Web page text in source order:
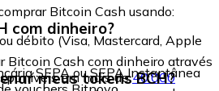
Bitcoin Cash usando:
débito (Visa, Mastercard, Apple
SEPA ou SEPA Instantânea
com dinheiro?
Bitcoin Cash com dinheiro através
em mais de40.000
meus tokens BCH?